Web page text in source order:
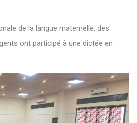
de la langue maternelle, des
ont participé à une dictée en